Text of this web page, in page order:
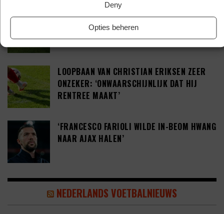
Deny
Opties beheren
TEGENSLAG VOOR SEAN STEUR: ‘DEAL VAN
41 MILJOEN EURO’
LOOPBAAN VAN CHRISTIAN ERIKSEN ZEER
ONZEKER: ‘ONWAARSCHIJNLIJK DAT HIJ
RENTREE MAAKT’
‘FRANCESCO FARIOLI WILDE IN-BEOM HWANG
NAAR AJAX HALEN’
NEDERLANDS VOETBALNIEUWS